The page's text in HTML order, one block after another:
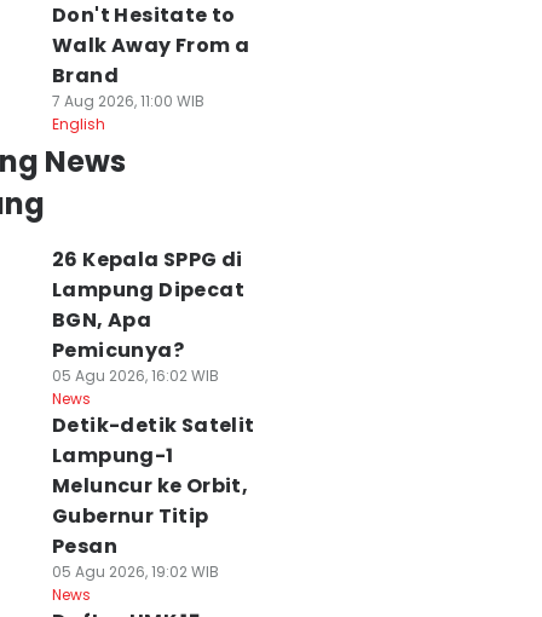
Don't Hesitate to
Walk Away From a
Brand
7 Aug 2026, 11:00 WIB
English
News
26 Kepala SPPG di
Lampung Dipecat
BGN, Apa
Pemicunya?
05 Agu 2026, 16:02 WIB
News
Detik-detik Satelit
Lampung-1
Meluncur ke Orbit,
Gubernur Titip
Pesan
05 Agu 2026, 19:02 WIB
News